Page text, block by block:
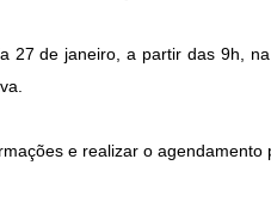
27 de janeiro, a partir das 9h,
e realizar o agendamento